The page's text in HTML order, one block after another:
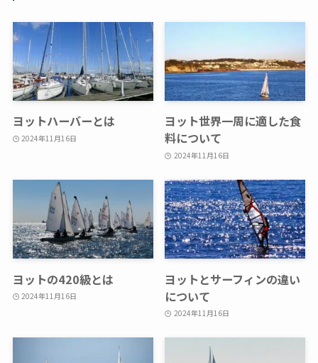
ヨットハーバーとは
2024年11月16日
ヨット世界一周に適した食
料について
2024年11月16日
ヨットの420級とは
2024年11月16日
ヨットとサーフィンの違い
について
2024年11月16日